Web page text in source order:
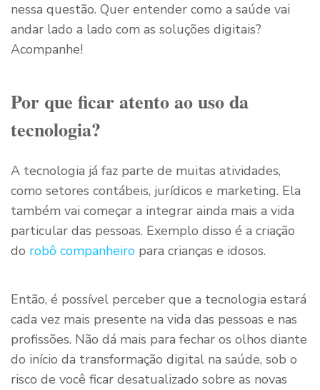
nessa questão. Quer entender como a saúde vai
andar lado a lado com as soluções digitais?
Acompanhe!
Por que ficar atento ao uso da
tecnologia?
A tecnologia já faz parte de muitas atividades,
como setores contábeis, jurídicos e marketing. Ela
também vai começar a integrar ainda mais a vida
particular das pessoas. Exemplo disso é a criação
do robô companheiro para crianças e idosos.
Então, é possível perceber que a tecnologia estará
cada vez mais presente na vida das pessoas e nas
profissões. Não dá mais para fechar os olhos diante
do início da transformação digital na saúde, sob o
risco de você ficar desatualizado sobre as novas